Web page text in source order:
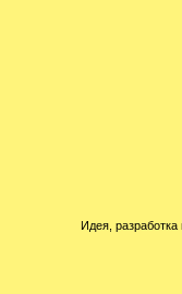
Идея, разработка